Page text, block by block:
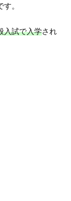
。
入試で入学され